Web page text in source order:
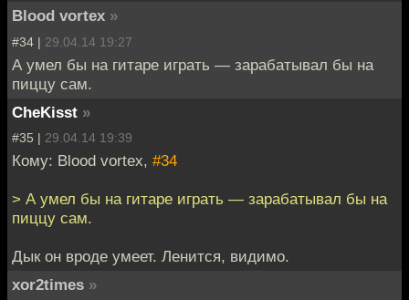
Blood vortex »
#34 | 29.04.14 19:27
А умел бы на гитаре играть — зарабатывал бы на
пиццу сам.
CheKisst »
#35 | 29.04.14 19:39
Кому: Blood vortex, #34
> А умел бы на гитаре играть — зарабатывал бы на
пиццу сам.
Дык он вроде умеет. Ленится, видимо.
xor2times »